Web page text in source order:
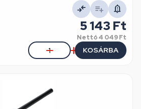
5 143 Ft
Nettó4 049 Ft
KOSÁRBA